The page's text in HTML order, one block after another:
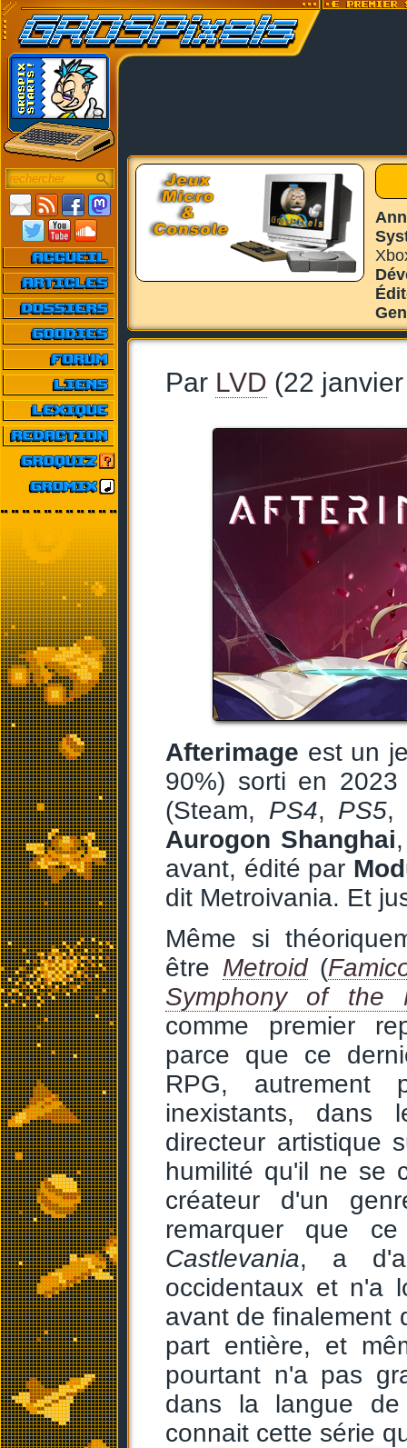
Par LVD (22
Afterimage est un
90%) sorti en
(Steam, PS4, PS5
Aurogon Shanghai
avant, édité par
dit Metroivania. Et
Même si
être Metroid(
Symphony of the
comme premier
parce que ce
RPG,
inexistants,
directeur artistique
humilité qu'il ne se
créateur d'un
remarquer que
Castlevania, a
occidentaux et n'a
avant de finalement
part entière, et
pourtant n'a pas
dans la langue
connait cette série